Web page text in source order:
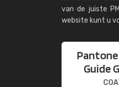
van de juiste
website kunt u
Guide